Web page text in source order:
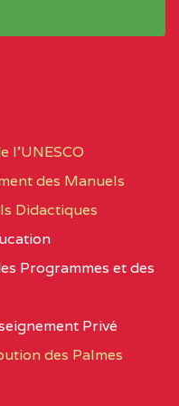
STE FOI BP
PANAFRICAIN
BP
PRIVE
l’UNESCO
des Manuels
Didactiques
Programmes et des
Privé
des Palmes